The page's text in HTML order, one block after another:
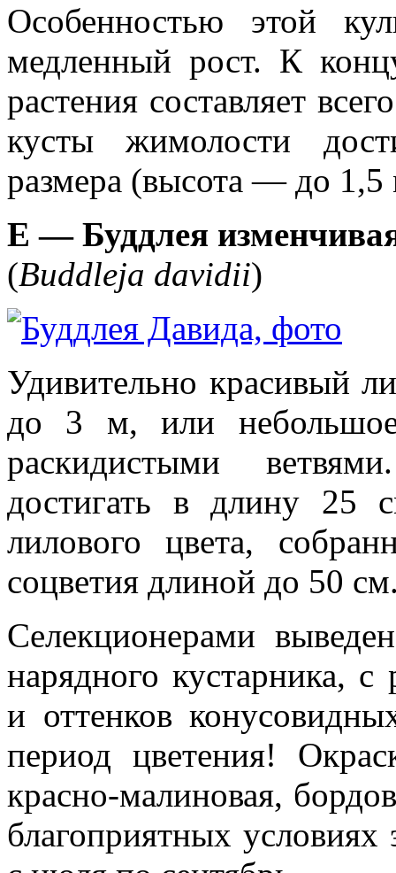
Особенностью этой
медленный рост. К
растения составляет
кусты жимолости
размера (высота — до
Е — Буддлея
(Buddleja davidii)
Удивительно красивый
до 3 м, или
раскидистыми
достигать в длину 25
лилового цвета,
соцветия длиной до 50
Селекционерами
нарядного кустарника,
и оттенков
период цветения!
красно-малиновая,
благоприятных